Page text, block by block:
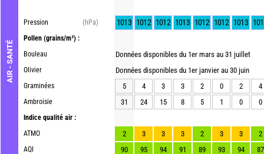
AIR - SANTÉ
Pression
(hPa)
Pollen (grains/m³) :
Bouleau
Olivier
Graminées
Ambroisie
Indice qualité air :
ATMO
AQI
1013 1012 1012 1013 1012 1012 1013
Données disponibles du 1er mars au 31 juillet
Données disponibles du 1er janvier au 30 juin
5
4 3 3 2 0 2
4
31
24 15 8 5 1 0 0
2 3 3 3 2 3 3
2
90
95 94 91 89 93 94
87